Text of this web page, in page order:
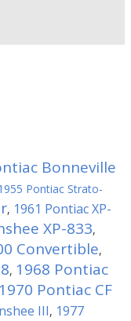
Bonneville
Pontiac Strato-
, 1961 Pontiac XP-
XP-833,
Convertible,
, 1968 Pontiac
1970 Pontiac CF
III, 1977